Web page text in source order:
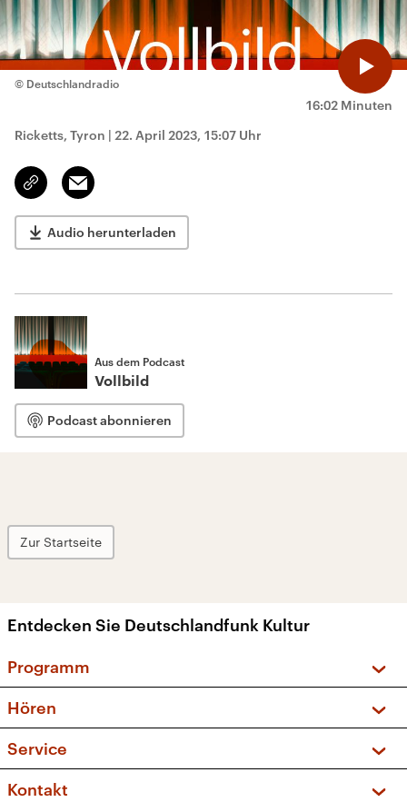
16:02 Minuten
© Deutschlandradio
Ricketts, Tyron | 22. April 2023, 15:07 Uhr
Link
kopieren/teilen
Email
Audio herunterladen
Aus dem Podcast
Vollbild
Podcast abonnieren
Zur Startseite
Entdecken Sie Deutschlandfunk Kultur
Programm
Sendungen und Podcasts
Musikliste
Kakadu – Das Kinderprogramm
Hören
Frequenzen (UKW + DAB+)
Service
FAQ
Kontakt